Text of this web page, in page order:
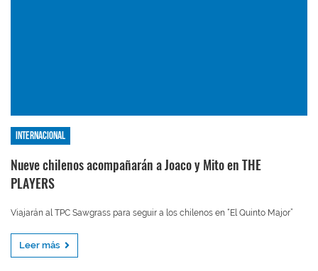
Internacional
Nueve chilenos acompañarán a Joaco y Mito en THE
PLAYERS
Viajarán al TPC Sawgrass para seguir a los chilenos en “El Quinto Major”
Leer más